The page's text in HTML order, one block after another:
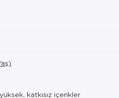
katkısız içerikler